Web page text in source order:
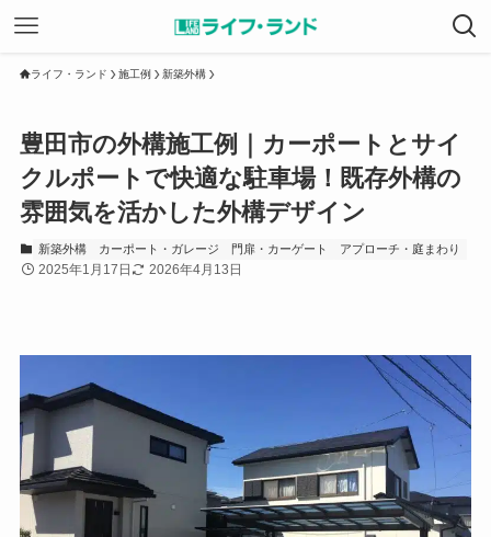
ライフ・ランド 施工例 新築外構
豊田市の外構施工例｜カーポートとサイ
クルポートで快適な駐車場！既存外構の
雰囲気を活かした外構デザイン
新築外構 カーポート・ガレージ 門扉・カーゲート アプローチ・庭まわり
2025年1月17日 2026年4月13日